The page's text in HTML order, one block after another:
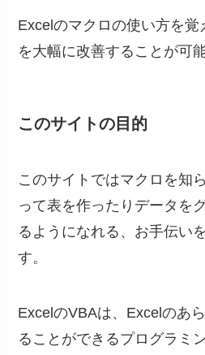
Excelのマクロの使い方を
を大幅に改善することが可能
このサイトの目的
このサイトではマクロを知
って表を作ったりデータを
るようになれる、お手伝い
す。
ExcelのVBAは、Excelのあ
ることができるプログラミ